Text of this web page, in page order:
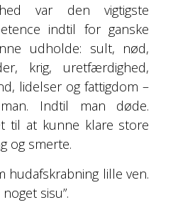
var den vigtigste
indtil for ganske
udholde: sult, nød,
krig, uretfærdighed,
lidelser og fattigdom –
Indtil man døde.
til at kunne klare store
og smerte.
hudafskrabning lille ven.
sisu”.